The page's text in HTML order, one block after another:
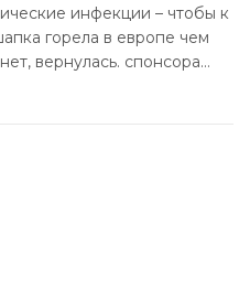
инфекции – чтобы к
горела в европе чем
вернулась. спонсора…